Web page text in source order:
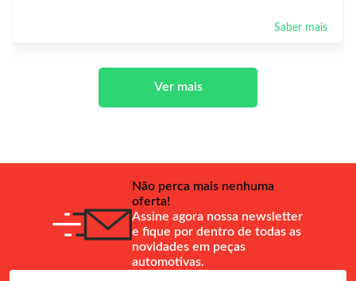
Saber mais
Ver mais
Não perca mais nenhuma
oferta!
Assine agora nossa newsletter
e fique por dentro de todas as
novidades em peças
automotivas.